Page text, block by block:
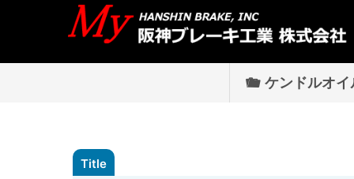
ケンドルオイ